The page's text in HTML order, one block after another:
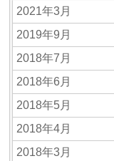
2021年3月
2019年9月
2018年7月
2018年6月
2018年5月
2018年4月
2018年3月